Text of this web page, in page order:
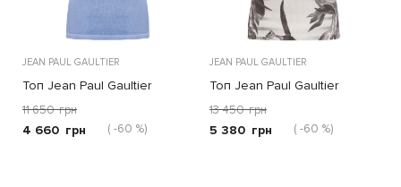
JEAN PAUL GAULTIER
Топ Jean Paul Gaultier
голубой
11 650 грн
4 660 грн ( -60 %)
JEAN PAUL GAULTIER
Топ Jean Paul Gaultier
серый
13 450 грн
5 380 грн ( -60 %)